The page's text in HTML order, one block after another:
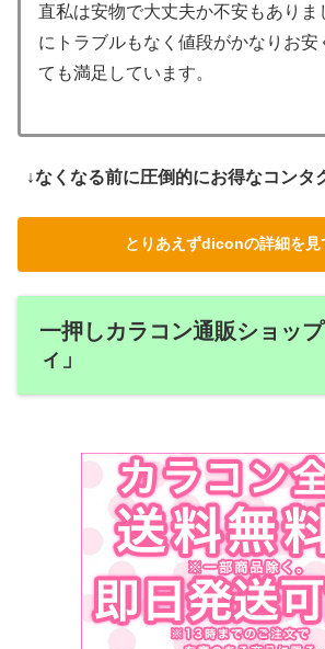
直私は安物で大丈夫か不安もありま
にトラブルもなく値段がかなりお安
ても満足しています。
↓なくなる前に圧倒的にお得なコンタ
とりあえずdiconの詳細を見
一押しカラコン通販ショッ
ィ」